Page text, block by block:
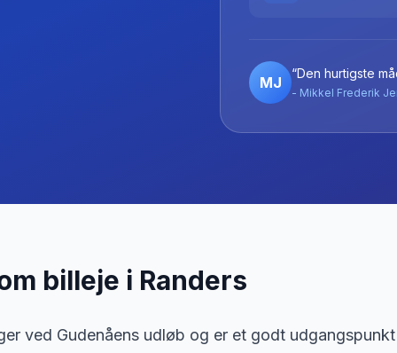
MJ
“Den hurtigste
- Mikkel Frederik
billeje i Randers
ved Gudenåens udløb og er et godt